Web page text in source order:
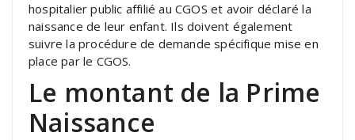
hospitalier public affilié au CGOS et avoir déclaré la
naissance de leur enfant. Ils doivent également
suivre la procédure de demande spécifique mise en
place par le CGOS.
Le montant de la Prime
Naissance